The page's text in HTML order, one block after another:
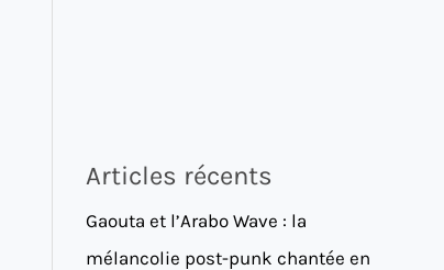
Articles récents
Gaouta et l’Arabo Wave : la
mélancolie post-punk chantée en